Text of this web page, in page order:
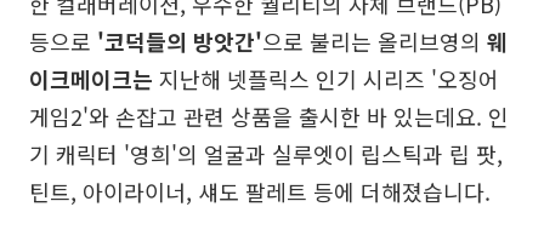
등으로 '코덕들의 방앗간'으로 불리는 올리브영의 웨
이크메이크는 지난해 넷플릭스 인기 시리즈 '오징어
게임2'와 손잡고 관련 상품을 출시한 바 있는데요. 인
기 캐릭터 '영희'의 얼굴과 실루엣이 립스틱과 립 팟,
틴트, 아이라이너, 섀도 팔레트 등에 더해졌습니다.